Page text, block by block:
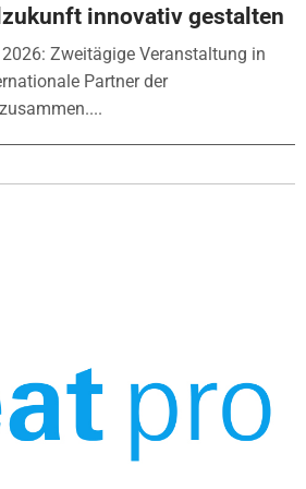
innovativ gestalten
Zweitägige Veranstaltung in
Partner der